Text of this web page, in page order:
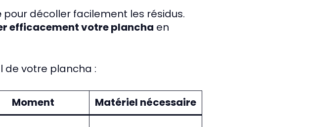
pour décoller facilement les résidus.
efficacement votre plancha en
de votre plancha :
Moment Matériel nécessaire